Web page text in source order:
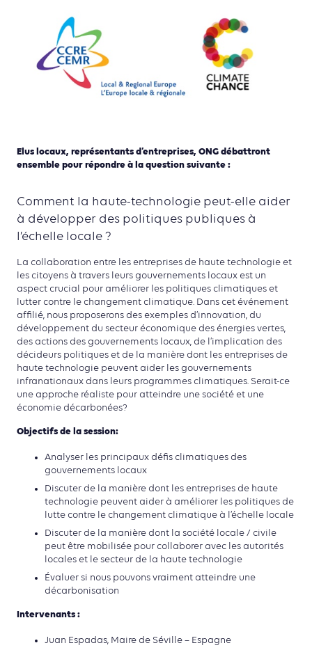
Elus locaux, représentants d’entreprises, ONG débattront
ensemble pour répondre à la question suivante :
Comment la haute-technologie peut-elle aider
à développer des politiques publiques à
l’échelle locale ?
La collaboration entre les entreprises de haute technologie et
les citoyens à travers leurs gouvernements locaux est un
aspect crucial pour améliorer les politiques climatiques et
lutter contre le changement climatique. Dans cet événement
affilié, nous proposerons des exemples d’innovation, du
développement du secteur économique des énergies vertes,
des actions des gouvernements locaux, de l’implication des
décideurs politiques et de la manière dont les entreprises de
haute technologie peuvent aider les gouvernements
infranationaux dans leurs programmes climatiques. Serait-ce
une approche réaliste pour atteindre une société et une
économie décarbonées?
Objectifs de la session:
Analyser les principaux défis climatiques des
gouvernements locaux
Discuter de la manière dont les entreprises de haute
technologie peuvent aider à améliorer les politiques de
lutte contre le changement climatique à l’échelle locale
Discuter de la manière dont la société locale / civile
peut être mobilisée pour collaborer avec les autorités
locales et le secteur de la haute technologie
Évaluer si nous pouvons vraiment atteindre une
décarbonisation
Intervenants :
Juan Espadas, Maire de Séville – Espagne